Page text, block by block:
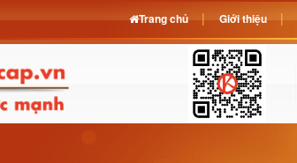
Trang chủ Giới thiệu